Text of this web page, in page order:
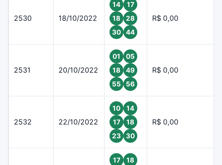
2530 18/10/2022
14
17
18
28
30
44
R$ 0,00
2531 20/10/2022
01
05
18
49
55
56
R$ 0,00
2532 22/10/2022
10
14
17
18
23
30
R$ 0,00
17
18